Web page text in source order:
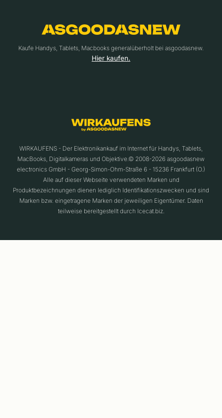
Kaufe Handys, Tablets, Macbooks generalüberholt bei asgoodasnew.
Hier kaufen.
WIRKAUFENS - Der Elektronikankauf im Internet für Handys, Tablets,
MacBooks, Digitalkameras und Objektive.© 2008-2026 asgoodasnew
electronics GmbH - Georg-Simon-Ohm-Straße 6 - 15236 Frankfurt (O.)
Alle auf dieser Webseite verwendeten Marken und
Produktbezeichnungen dienen lediglich Identifikationszwecken und sind
Marken bzw. eingetragene Marken der jeweiligen Eigentümer. Daten
teilweise bereitgestellt durch Icecat.biz.